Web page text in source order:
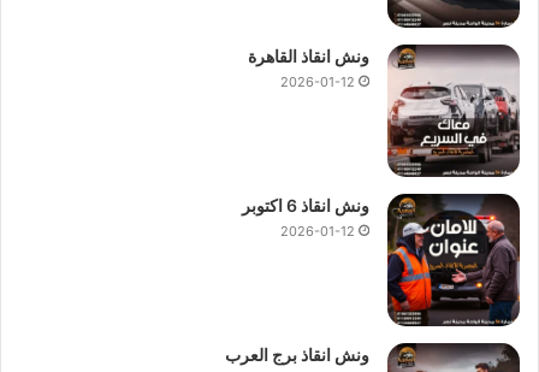
ونش انقاذ القاهرة
2026-01-12
ونش انقاذ 6 اكتوبر
2026-01-12
ونش انقاذ برج العرب